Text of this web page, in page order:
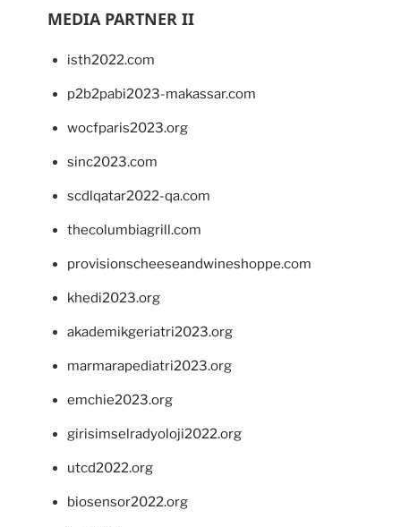
MEDIA PARTNER II
isth2022.com
p2b2pabi2023-makassar.com
wocfparis2023.org
sinc2023.com
scdlqatar2022-qa.com
thecolumbiagrill.com
provisionscheeseandwineshoppe.com
khedi2023.org
akademikgeriatri2023.org
marmarapediatri2023.org
emchie2023.org
girisimselradyoloji2022.org
utcd2022.org
biosensor2022.org